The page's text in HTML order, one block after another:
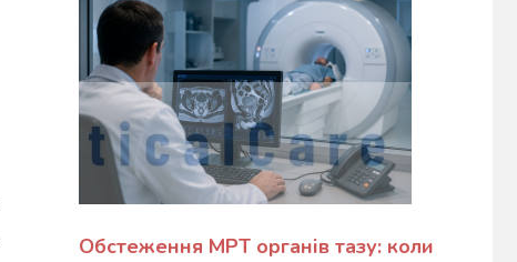
Обстеження МРТ органів тазу: коли